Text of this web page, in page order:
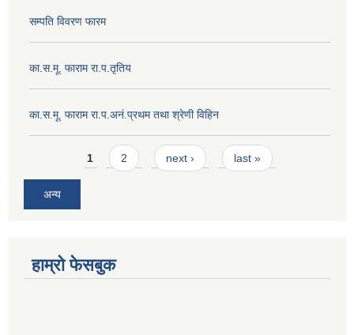
सम्पति विवरण फारम
का.स.मू. फाराम रा.प.तृतिय
का.स.मू. फाराम रा.प.अनं.प्रथम तथा श्रेणी विहिन
Pages1 2 next › last »
अन्य
हाम्रो फेसबुक